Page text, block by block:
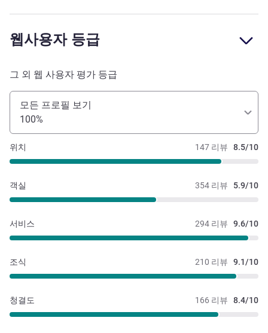
웹사용자 등급
그 외 웹 사용자 평가 등급
모든 프로필 보기
100%
147 리뷰 8.5/10
위치
354 리뷰 5.9/10
객실
294 리뷰 9.6/10
서비스
210 리뷰 9.1/10
조식
166 리뷰 8.4/10
청결도